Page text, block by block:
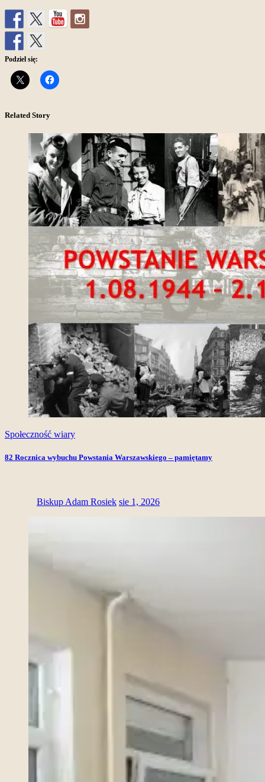
Podziel się:
Related Story
Społeczność wiary
82 Rocznica wybuchu Powstania Warszawskiego – pamiętamy
Biskup Adam Rosiek sie 1, 2026